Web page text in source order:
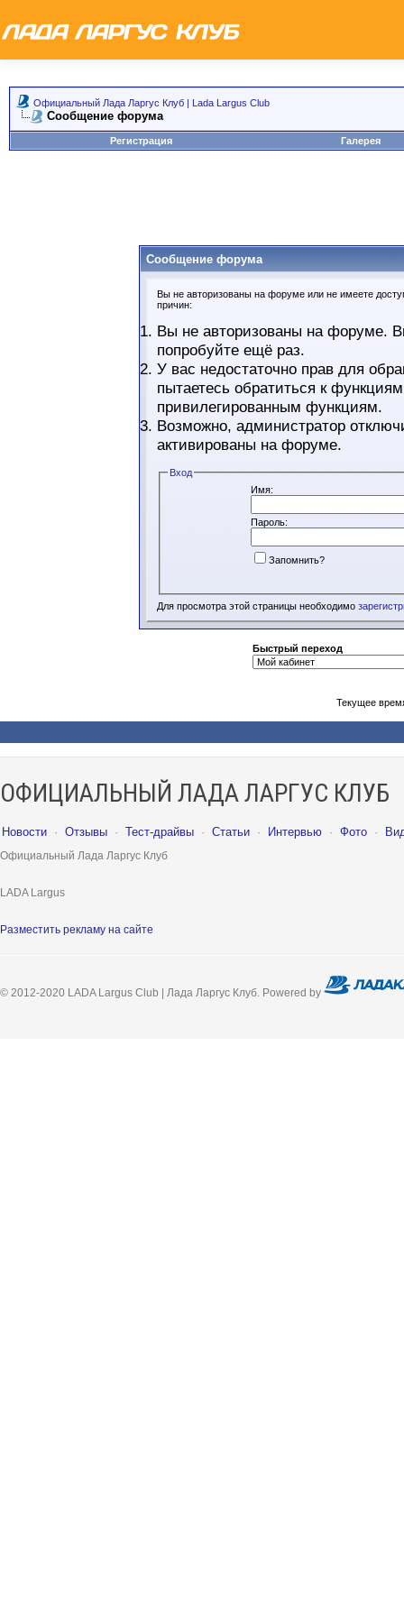
Официальный Лада Ларгус Клуб | Lada Largus Club
Сообщение форума
Регистрация Галерея
Сообщение форума
Вы не авторизованы на форуме или не имеете
причин:
Вы не авторизованы на форуме.
попробуйте ещё раз.
У вас недостаточно прав для
пытаетесь обратиться к
привилегированным функциям.
Возможно, администратор
активированы на форуме.
Вход
Имя:
Пароль:
Запомнить?
Для просмотра этой страницы необходимо
Быстрый переход
Текущее
ОФИЦИАЛЬНЫЙ ЛАДА ЛАРГУС КЛУБ
Новости · Отзывы · Тест-драйвы · Статьи · Интервью · Фото ·
Официальный Лада Ларгус Клуб
LADA Largus
Разместить рекламу на сайте
© 2012-2020 LADA Largus Club | Лада Ларгус Клуб. Powered by